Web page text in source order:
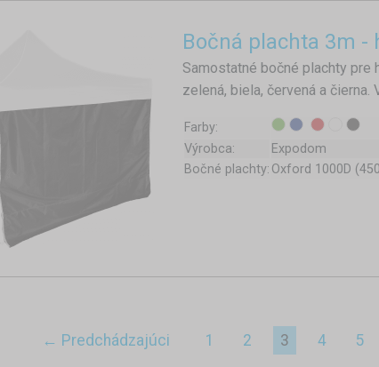
Bočná plachta 3m -
Samostatné bočné plachty pre
zelená, biela, červená a čierna.
Farby:
Výrobca:
Expodom
Bočné plachty: Oxford 1000D
← Predchádzajúci 1 2 3 4 5